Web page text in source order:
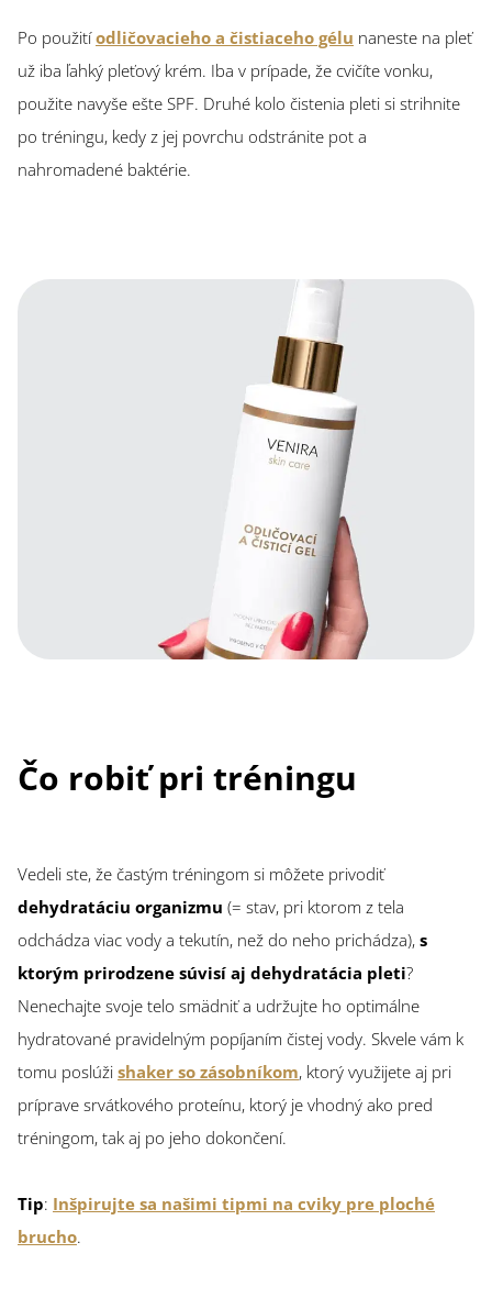
Po použitíodličovacieho a čistiaceho gélu naneste na pleť
už iba ľahký pleťový krém. Iba v prípade, že cvičíte vonku,
použite navyše ešte SPF. Druhé kolo čistenia pleti si strihnite
po tréningu, kedy z jej povrchu odstránite pot a
nahromadené baktérie.
Čo robiť pri tréningu
Vedeli ste, že častým tréningom si môžete privodiť
dehydratáciu organizmu (= stav, pri ktorom z tela
odchádza viac vody a tekutín, než do neho prichádza), s
ktorým prirodzene súvisí aj dehydratácia pleti?
Nenechajte svoje telo smädniť a udržujte ho optimálne
hydratované pravidelným popíjaním čistej vody. Skvele vám k
tomu poslúži shaker so zásobníkom, ktorý využijete aj pri
príprave srvátkového proteínu, ktorý je vhodný ako pred
tréningom, tak aj po jeho dokončení.
Tip: Inšpirujte sa našimi tipmi na cviky pre ploché
brucho.